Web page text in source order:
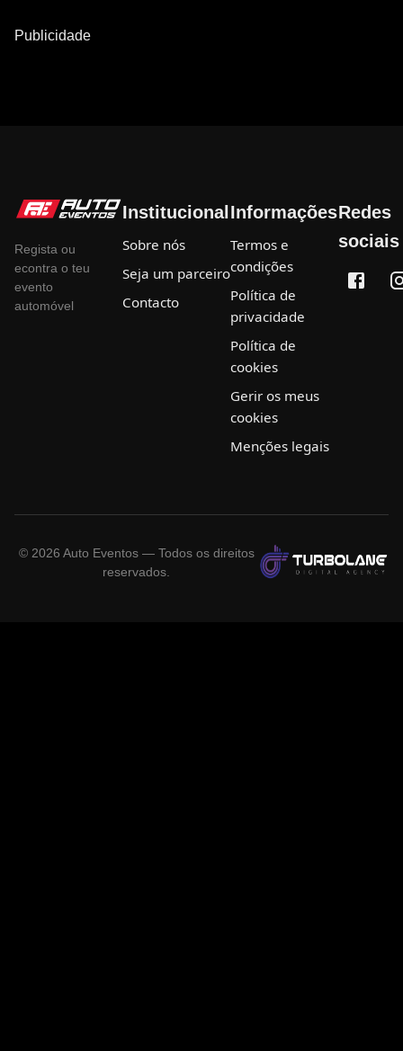
Publicidade
Regista ou
econtra o teu
evento
automóvel
Institucional
Sobre nós
Seja um parceiro
Contacto
Informações
Termos e
condições
Política de
privacidade
Política de
cookies
Gerir os meus
cookies
Menções legais
Redes
sociais
© 2026 Auto Eventos — Todos os direitos
reservados.